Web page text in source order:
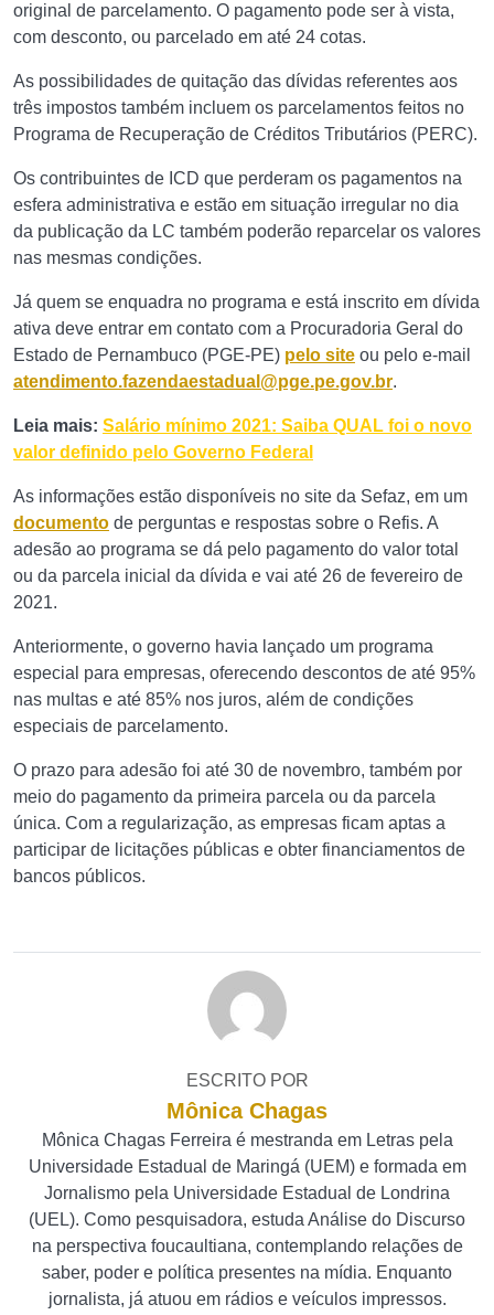
original de parcelamento. O pagamento pode ser à vista,
com desconto, ou parcelado em até 24 cotas.
As possibilidades de quitação das dívidas referentes aos
três impostos também incluem os parcelamentos feitos no
Programa de Recuperação de Créditos Tributários (PERC).
Os contribuintes de ICD que perderam os pagamentos na
esfera administrativa e estão em situação irregular no dia
da publicação da LC também poderão reparcelar os valores
nas mesmas condições.
Já quem se enquadra no programa e está inscrito em dívida
ativa deve entrar em contato com a Procuradoria Geral do
Estado de Pernambuco (PGE-PE) pelo site ou pelo e-mail
atendimento.fazendaestadual@pge.pe.gov.br.
Leia mais: Salário mínimo 2021: Saiba QUAL foi o novo
valor definido pelo Governo Federal
As informações estão disponíveis no site da Sefaz, em um
documento de perguntas e respostas sobre o Refis. A
adesão ao programa se dá pelo pagamento do valor total
ou da parcela inicial da dívida e vai até 26 de fevereiro de
2021.
Anteriormente, o governo havia lançado um programa
especial para empresas, oferecendo descontos de até 95%
nas multas e até 85% nos juros, além de condições
especiais de parcelamento.
O prazo para adesão foi até 30 de novembro, também por
meio do pagamento da primeira parcela ou da parcela
única. Com a regularização, as empresas ficam aptas a
participar de licitações públicas e obter financiamentos de
bancos públicos.
ESCRITO POR
Mônica Chagas
Mônica Chagas Ferreira é mestranda em Letras pela
Universidade Estadual de Maringá (UEM) e formada em
Jornalismo pela Universidade Estadual de Londrina
(UEL). Como pesquisadora, estuda Análise do Discurso
na perspectiva foucaultiana, contemplando relações de
saber, poder e política presentes na mídia. Enquanto
jornalista, já atuou em rádios e veículos impressos.